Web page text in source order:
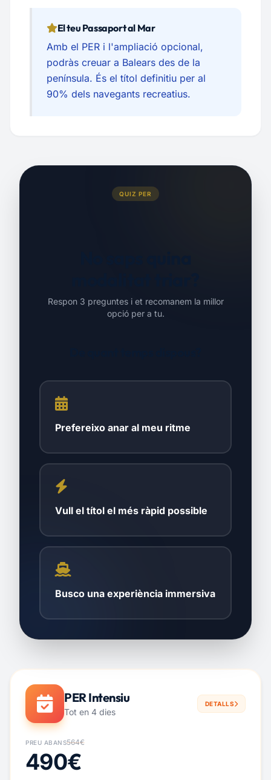
El teu Passaport al Mar
Amb el PER i l'ampliació opcional,
podràs creuar a Balears des de la
península. És el títol definitiu per al
90% dels navegants recreatius.
QUIZ PER
Respon 3 preguntes i et recomanem la millor
opció per a tu.
Prefereixo anar al meu ritme
Vull el títol el més ràpid possible
Busco una experiència immersiva
PER Intensiu
Tot en 4 dies
DETALLS
PREU ABANS564€
490€